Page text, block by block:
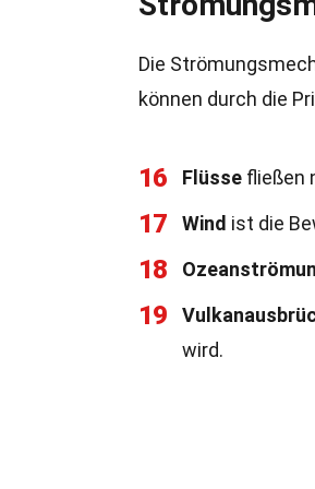
Die
können durch die
16 Flüsse fließen
17 Wind ist die
18
19
wird.